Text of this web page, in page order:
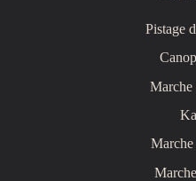
Pistage
Marche